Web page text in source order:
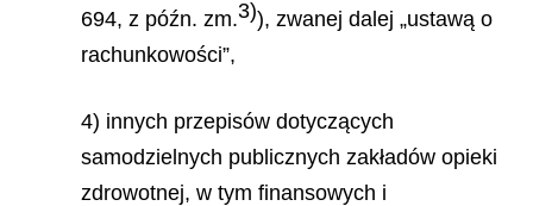
694, z późn. zm.3)), zwanej dalej „ustawą o
rachunkowości”,
4) innych przepisów dotyczących
samodzielnych publicznych zakładów opieki
zdrowotnej, w tym finansowych i